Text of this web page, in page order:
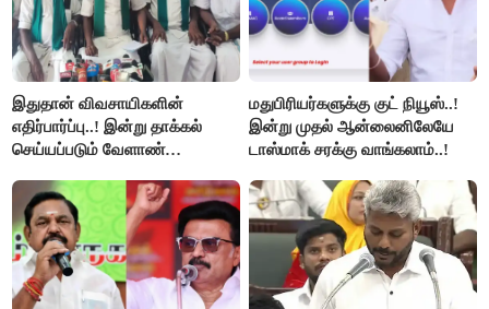
இதுதான் விவசாயிகளின்
எதிர்பார்ப்பு..! இன்று தாக்கல்
செய்யப்படும் வேளாண்
கோரிக்கை!
மதுபிரியர்களுக்கு குட் நியூஸ்..!
இன்று முதல் ஆன்லைனிலேயே
டாஸ்மாக் சரக்கு வாங்கலாம்..!